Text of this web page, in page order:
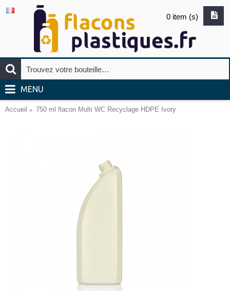
0 item (s)
MENU
Accueil 750 ml flacon Multi WC Recyclage HDPE Ivory